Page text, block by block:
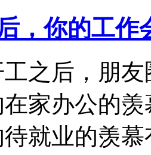
，你的工作
之后，朋
家办公的
待就业的羡